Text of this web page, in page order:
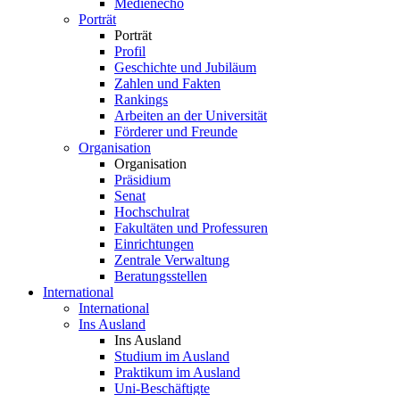
Medienecho
Porträt
Porträt
Profil
Geschichte und Jubiläum
Zahlen und Fakten
Rankings
Arbeiten an der Universität
Förderer und Freunde
Organisation
Organisation
Präsidium
Senat
Hochschulrat
Fakultäten und Professuren
Einrichtungen
Zentrale Verwaltung
Beratungsstellen
International
International
Ins Ausland
Ins Ausland
Studium im Ausland
Praktikum im Ausland
Uni-Beschäftigte